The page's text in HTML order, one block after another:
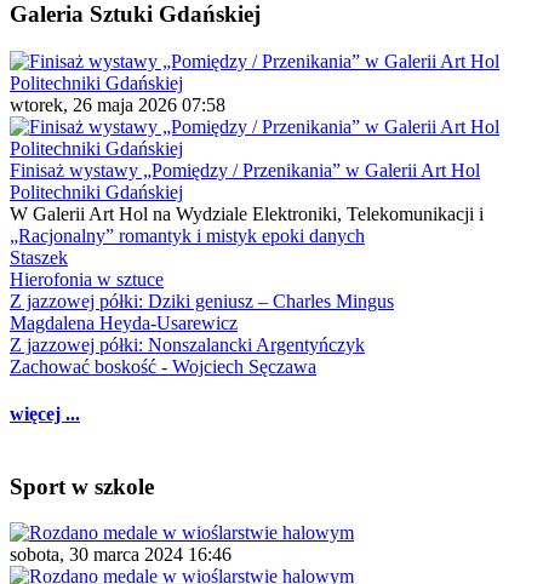
Galeria Sztuki Gdańskiej
wtorek, 26 maja 2026 07:58
Finisaż wystawy „Pomiędzy / Przenikania” w Galerii Art Hol
Politechniki Gdańskiej
W Galerii Art Hol na Wydziale Elektroniki, Telekomunikacji i
„Racjonalny” romantyk i mistyk epoki danych
Staszek
Hierofonia w sztuce
Z jazzowej półki: Dziki geniusz – Charles Mingus
Magdalena Heyda-Usarewicz
Z jazzowej półki: Nonszalancki Argentyńczyk
Zachować boskość - Wojciech Sęczawa
więcej ...
Sport w szkole
sobota, 30 marca 2024 16:46